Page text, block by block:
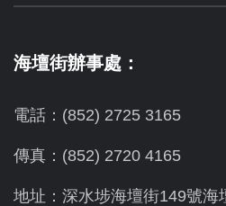
海壇街辦事處：
電話：(852) 2725 3165
傳真：(852) 2720 4165
地址：深水埗海壇街149號海